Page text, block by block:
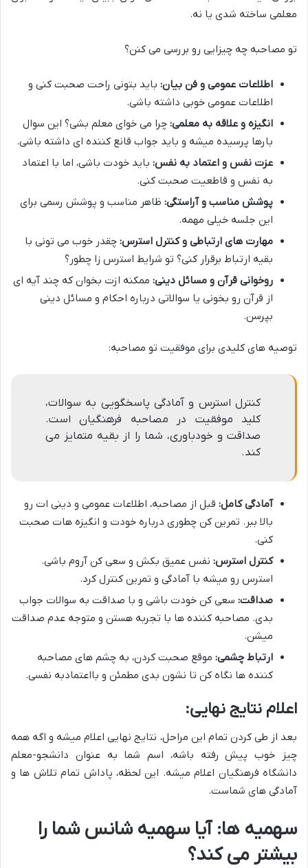
معلمی ساخته شدی یا نه.
تو مصاحبه چه چیزایی رو بررسی می کنن؟
اطلاعات عمومی و فن بیان: باید بتونی راحت صحبت کنی و
اطلاعات عمومی خوبی داشته باشی.
انگیزه و علاقه به معلمی: چرا می خوای معلم بشی؟ این سوال
بارها پرسیده میشه و باید جواب قانع کننده ای داشته باشی.
عزت نفس و اعتماد به نفس: باید خودت باشی، اما با اعتماد
به نفس و قاطعیت صحبت کنی.
پوشش مناسب و آراستگی: ظاهر مناسب و پوشش رسمی برای
این جلسه خیلی مهمه.
مهارت های ارتباطی و کنترل استرس: چقدر خوب می تونی با
بقیه ارتباط برقرار کنی؟ تو شرایط استرس زا چطور؟
روخوانی قرآن و مسائل دینی: ممکنه ازت بخوان که چند آیه ای
از قرآن رو بخونی یا سوالاتی درباره احکام و مسائل دینی
بپرسن.
توصیه های کلیدی برای موفقیت تو مصاحبه:
کنترل استرس و آمادگی پاسخگویی به سوالات،
کلید موفقیت در مصاحبه فرهنگیان است.
صداقت و خودباوری، شما را از بقیه متمایز می
کند.
آمادگی کامل: قبل از مصاحبه، اطلاعات عمومی و دینی ات رو
بالا ببر. تمرین کن چطوری درباره خودت و انگیزه هات صحبت
کنی.
کنترل استرس: نفس عمیق بکش و سعی کن آروم باشی.
استرس رو میشه با آمادگی و تمرین کنترل کرد.
صداقت: سعی کن خودت باشی و با صداقت به سوالات جواب
بدی. مصاحبه کننده ها با تجربه هستن و متوجه عدم صداقت
میشن.
ارتباط چشمی: موقع صحبت کردن، به چشم های مصاحبه
کننده ها نگاه کن تا نشون بدی مطمئن و بااعتمادبه نفسی.
اعلام نتایج نهایی:
بعد از طی کردن تمام این مراحل، نتایج نهایی اعلام میشه و اگه همه
چیز خوب پیش رفته باشه، اسم شما به عنوان دانشجو-معلم
دانشگاه فرهنگیان اعلام میشه. این لحظه، پاداش تمام تلاش ها و
آمادگی های شماست.
سهمیه ها: آیا سهمیه شانس شما را
بیشتر می کند؟